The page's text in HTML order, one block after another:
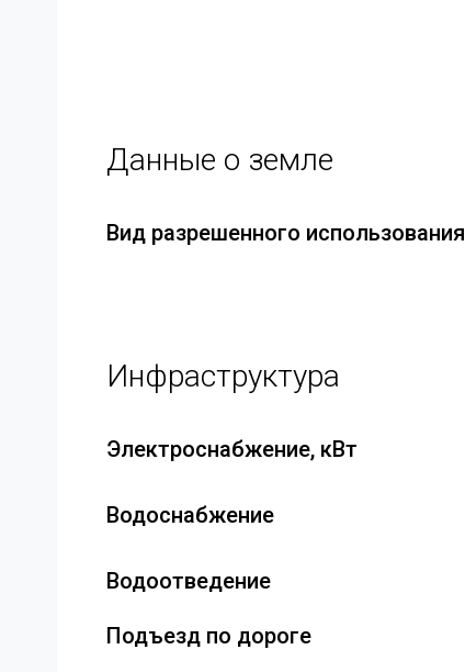
Данные о земле
Вид разрешенного использования
Инфраструктура
Электроснабжение, кВт
Водоснабжение
Водоотведение
Подъезд по дороге